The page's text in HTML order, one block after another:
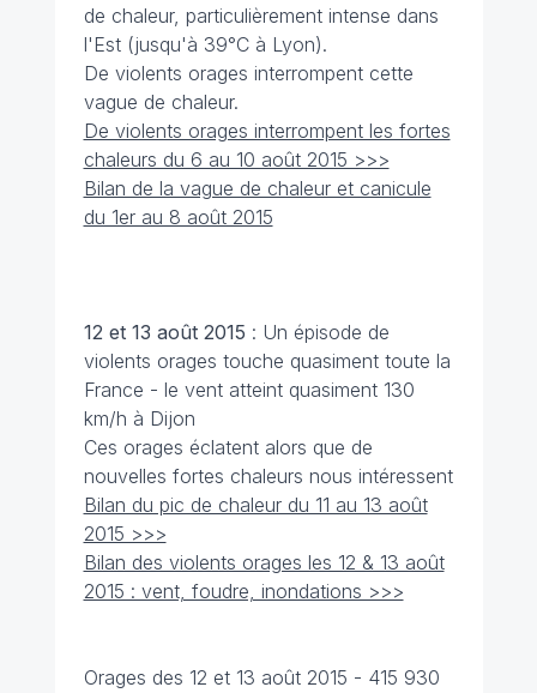
de chaleur, particulièrement intense dans
l'Est (jusqu'à 39°C à Lyon).
De violents orages interrompent cette
vague de chaleur.
De violents orages interrompent les fortes
chaleurs du 6 au 10 août 2015 >>>
Bilan de la vague de chaleur et canicule
du 1er au 8 août 2015
12 et 13 août 2015 : Un épisode de
violents orages touche quasiment toute la
France - le vent atteint quasiment 130
km/h à Dijon
Ces orages éclatent alors que de
nouvelles fortes chaleurs nous intéressent
Bilan du pic de chaleur du 11 au 13 août
2015 >>>
Bilan des violents orages les 12 & 13 août
2015 : vent, foudre, inondations >>>
Orages des 12 et 13 août 2015 - 415 930